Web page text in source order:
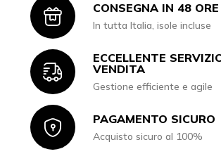
IconCONSEGNA IN 48 ORE
In tutta Italia, isole incluse
Icon
ECCELLENTE
VENDITA
Gestione efficiente e agile
IconPAGAMENTO SICURO
Acquisto sicuro al 100%